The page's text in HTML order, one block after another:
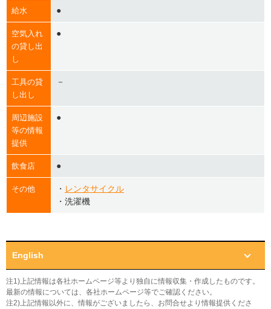
給水 ●
空気入れ
の貸し出
し
●
工具の貸
し出し
－
周辺施設
等の情報
提供
●
飲食店 ●
その他 ・ レンタサイクル
・洗濯機
English
注1)上記情報は各社ホームページ等より独自に情報収集・作成したものです。
最新の情報については、各社ホームページ等でご確認ください。
注2)上記情報以外に、情報がございましたら、お問合せより情報提供くださ